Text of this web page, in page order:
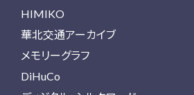
HIMIKO
華北交通アーカイブ
メモリーグラフ
DiHuCo